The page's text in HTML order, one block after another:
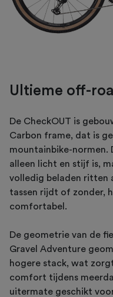
Ultieme off-
De CheckOUT is
Carbon frame, dat is
mountainbike-
alleen licht en stijf is,
volledig beladen ritten
tassen rijdt of zonder,
comfortabel.
De geometrie van de
Gravel Adventure
hogere stack, wat
comfort tijdens
uitermate geschikt